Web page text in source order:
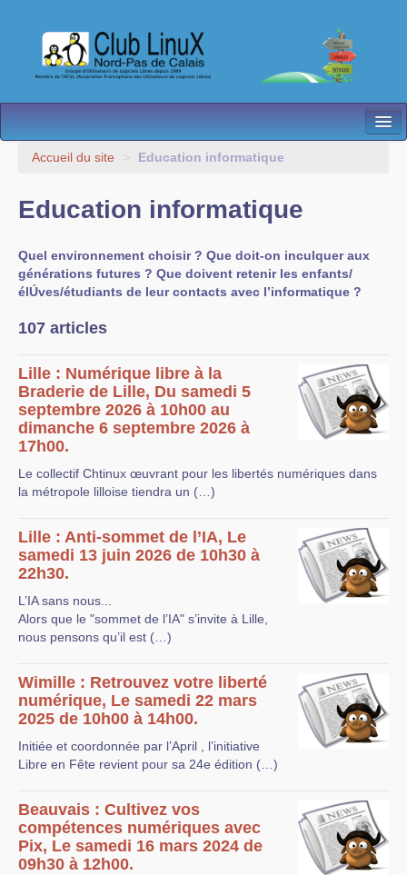
L’Association
Contact
Les antennes
Espace membres
Accueil du site > Education informatique
Education informatique
Quel environnement choisir ? Que doit-on inculquer aux
générations futures ? Que doivent retenir les enfants/
élÚves/étudiants de leur contacts avec l’informatique ?
107 articles
Lille : Numérique libre à la
Braderie de Lille, Du samedi 5
septembre 2026 à 10h00 au
dimanche 6 septembre 2026 à
17h00.
Le collectif Chtinux œuvrant pour les libertés numériques dans
la métropole lilloise tiendra un (…)
Lille : Anti-sommet de l’IA, Le
samedi 13 juin 2026 de 10h30 à
22h30.
L’IA sans nous...
Alors que le "sommet de l’IA" s’invite à Lille,
nous pensons qu’il est (…)
Wimille : Retrouvez votre liberté
numérique, Le samedi 22 mars
2025 de 10h00 à 14h00.
Initiée et coordonnée par l’April , l’initiative
Libre en Fête revient pour sa 24e édition (…)
Beauvais : Cultivez vos
compétences numériques avec
Pix, Le samedi 16 mars 2024 de
09h30 à 12h00.